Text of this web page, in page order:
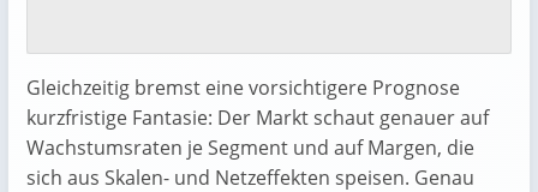
Gleichzeitig bremst eine vorsichtigere Prognose
kurzfristige Fantasie: Der Markt schaut genauer auf
Wachstumsraten je Segment und auf Margen, die
sich aus Skalen- und Netzeffekten speisen. Genau